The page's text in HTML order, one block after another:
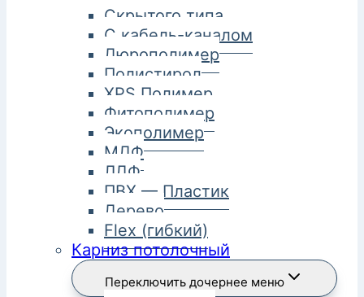
Скрытого типа
С кабель-каналом
Дюрополимер
Полистирол
XPS Полимер
Фитополимер
Экополимер
МДФ
ЛДФ
ПВХ — Пластик
Дерево
Flex (гибкий)
Карниз потолочный
Переключить дочернее меню